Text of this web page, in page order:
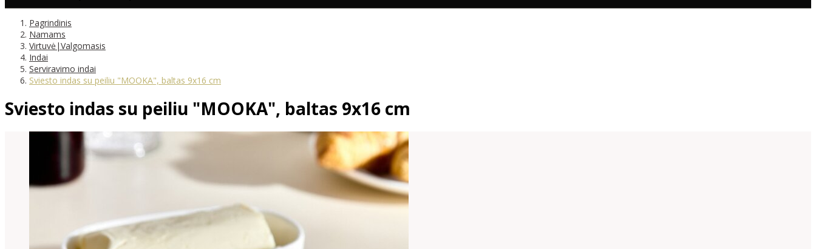
Pagrindinis
Namams
Virtuvė|Valgomasis
Indai
Serviravimo indai
Sviesto indas su peiliu "MOOKA", baltas 9x16 cm
Sviesto indas su peiliu "MOOKA", baltas 9x16 cm